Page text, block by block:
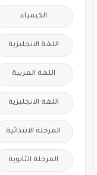
الكيمياء
اللغة الانجليزية
اللغة العربية
اللغه الانجليزية
المرحلة الابتدائية
المرحلة الثانوية